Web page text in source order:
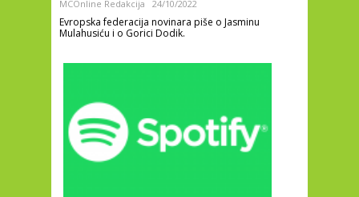
MCOnline Redakcija 24/10/2022
Evropska federacija novinara piše o Jasminu
Mulahusiću i o Gorici Dodik.